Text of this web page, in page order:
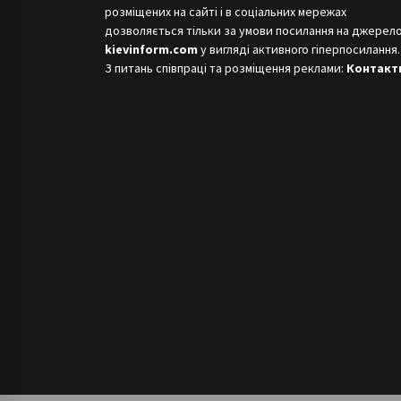
розміщених на сайті і в соціальних мережах
дозволяється тільки за умови посилання на
kievinform.com у вигляді активного гіперпосилання.
З питань співпраці та розміщення реклами: